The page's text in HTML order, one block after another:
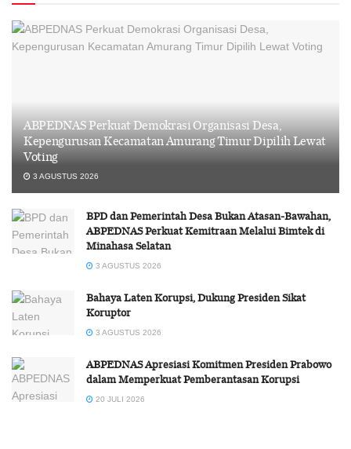
ABPEDNAS Perkuat Demokrasi Organisasi Desa,
Kepengurusan Kecamatan Amurang Timur Dipilih Lewat
Voting
3 AGUSTUS 2026
BPD dan Pemerintah Desa Bukan Atasan-Bawahan,
ABPEDNAS Perkuat Kemitraan Melalui Bimtek di
Minahasa Selatan
3 AGUSTUS 2026
Bahaya Laten Korupsi, Dukung Presiden Sikat
Koruptor
3 AGUSTUS 2026
ABPEDNAS Apresiasi Komitmen Presiden Prabowo
dalam Memperkuat Pemberantasan Korupsi
20 JULI 2026